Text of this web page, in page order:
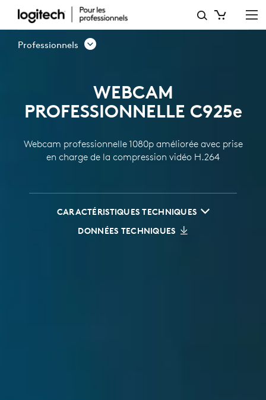
WEBCAM
PROFESSIONNELLE
Professionnels
WEBCAM
PROFESSIONNELLE C925e
Webcam professionnelle 1080p améliorée avec prise
en charge de la compression vidéo H.264
CARACTÉRISTIQUES TECHNIQUES
DONNÉES TECHNIQUES